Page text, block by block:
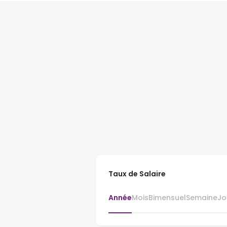
Taux de Salaire
AnnéeMoisBimensuelSemaine